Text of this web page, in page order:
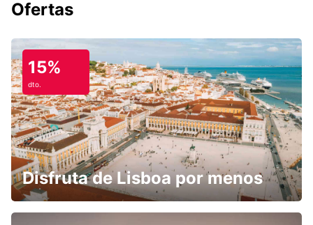
Ofertas
15%
dto.
Disfruta de Lisboa por menos